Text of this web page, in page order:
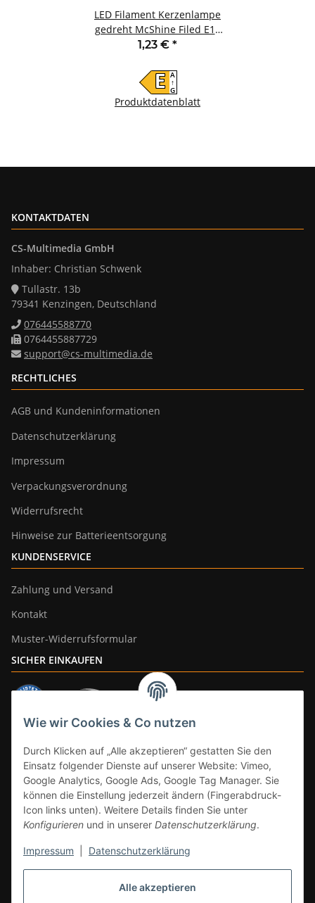
Alle akzeptieren
Wie wir Cookies & Co nutzen
Durch Klicken auf „Alle akzeptieren“ gestatten Sie den
Einsatz folgender Dienste auf unserer Website: Vimeo,
Google Analytics, Google Ads, Google Tag Manager. Sie
können die Einstellung jederzeit ändern (Fingerabdruck-
Icon links unten). Weitere Details finden Sie unter
Konfigurieren und in unserer Datenschutzerklärung.
Impressum Datenschutzerklärung
LED Filament Kerzenlampe
gedreht McShine Filed E14
4W 490 lm warmweiß klar
1,23 € *
E A
↑
G
Produktdatenblatt
KONTAKTDATEN
CS-Multimedia GmbH
Inhaber: Christian Schwenk
Tullastr. 13b
79341 Kenzingen, Deutschland
076445588770
0764455887729
support@cs-multimedia.de
RECHTLICHES
AGB und Kundeninformationen
Datenschutzerklärung
Impressum
Verpackungsverordnung
Widerrufsrecht
Hinweise zur Batterieentsorgung
KUNDENSERVICE
Zahlung und Versand
Kontakt
Muster-Widerrufsformular
SICHER EINKAUFEN
* Alle Preise inkl. gesetzlicher Mwst., zzgl.Versand